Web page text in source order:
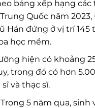
bảng xếp hạng
Quốc năm 2023,
Hán đứng ở vị trí 145
học mềm.
hiện có khoảng
trong đó có hơn
và thạc sĩ.
Trong 5 năm qua, sinh